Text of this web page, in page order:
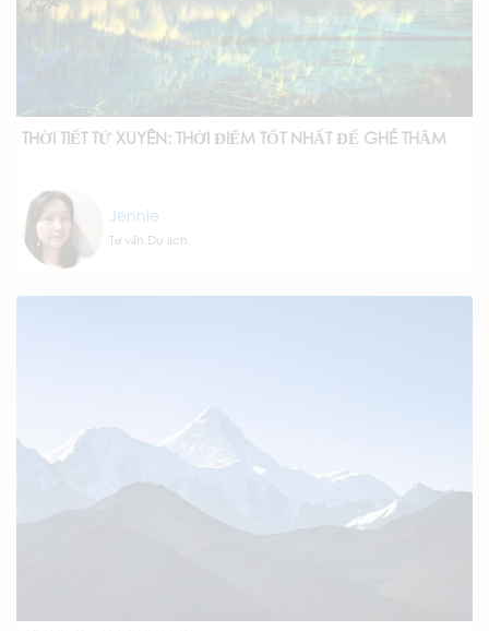
THỜI TIẾT TỨ XUYÊN: THỜI ĐIỂM TỐT NHẤT ĐỂ GHÉ THĂM
Jennie
Tư vấn Du lịch